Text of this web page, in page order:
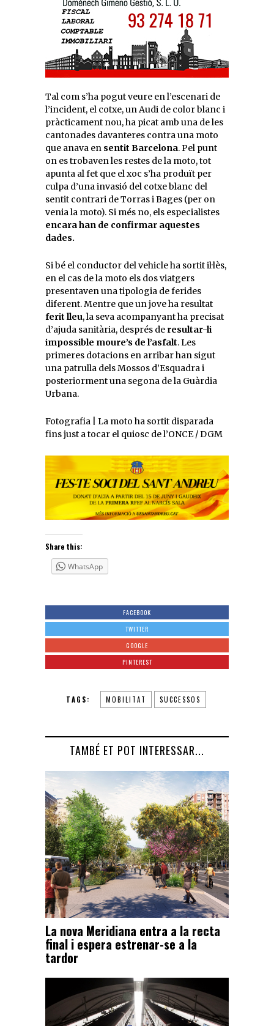
Tal com s’ha pogut veure en l’escenari de
l’incident, el cotxe, un Audi de color blanc i
pràcticament nou, ha picat amb una de les
cantonades davanteres contra una moto
que anava en sentit Barcelona. Pel punt
on es trobaven les restes de la moto, tot
apunta al fet que el xoc s’ha produït per
culpa d’una invasió del cotxe blanc del
sentit contrari de Torras i Bages (per on
venia la moto). Si més no, els especialistes
encara han de confirmar aquestes
dades.
Si bé el conductor del vehicle ha sortit il·lès,
en el cas de la moto els dos viatgers
presentaven una tipologia de ferides
diferent. Mentre que un jove ha resultat
ferit lleu, la seva acompanyant ha precisat
d’ajuda sanitària, després de resultar-li
impossible moure’s de l’asfalt. Les
primeres dotacions en arribar han sigut
una patrulla dels Mossos d’Esquadra i
posteriorment una segona de la Guàrdia
Urbana.
Fotografia | La moto ha sortit disparada
fins just a tocar el quiosc de l’ONCE / DGM
Share this:
WhatsApp
FACEBOOK
TWITTER
GOOGLE
PINTEREST
TAGS: MOBILITAT SUCCESSOS
TAMBÉ ET POT INTERESSAR...
La nova Meridiana entra a la recta
final i espera estrenar-se a la
tardor